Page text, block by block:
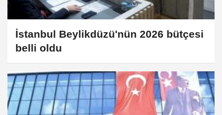
İstanbul Beylikdüzü'nün 2026 bütçesi
belli oldu